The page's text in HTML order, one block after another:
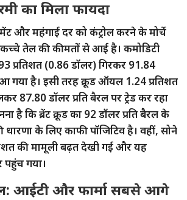
का मिला फायदा
और महंगाई दर को कंट्रोल करने के मोर्चे
तेल की कीमतों से आई है। कमोडिटी
प्रतिशत (0.86 डॉलर) गिरकर 91.84
आ गया है। इसी तरह क्रूड ऑयल 1.24 प्रतिशत
87.80 डॉलर प्रति बैरल पर ट्रेड कर रहा
है कि ब्रेंट क्रूड का 92 डॉलर प्रति बैरल के
धारणा के लिए काफी पॉजिटिव है। वहीं, सोने
की मामूली बढ़त देखी गई और यह
पहुंच गया।
आईटी और फार्मा सबसे आगे